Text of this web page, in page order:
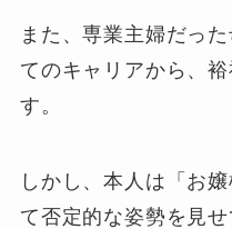
また、専業主婦だっ
てのキャリアから、
す。
しかし、本人は「お
て否定的な姿勢を見せ